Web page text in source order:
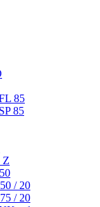
85
85
Z
/ 20
/ 20